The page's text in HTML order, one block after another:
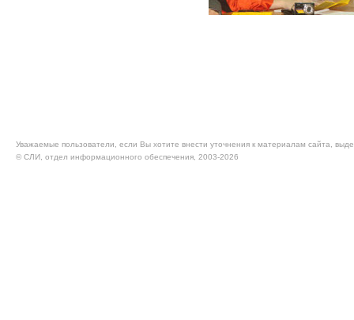
Уважаемые пользователи, если Вы хотите внести уточнения к материалам сайта,
© CЛИ, отдел информационного обеспечения, 2003-2026